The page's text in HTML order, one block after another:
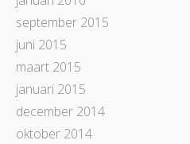
september 2015
juni 2015
maart 2015
januari 2015
december 2014
oktober 2014